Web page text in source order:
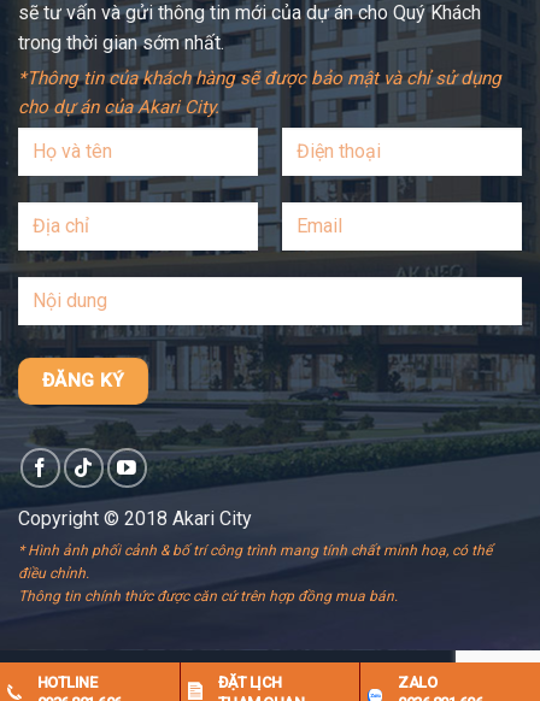
sẽ tư vấn và gửi thông tin mới của dự án cho Quý Khách
trong thời gian sớm nhất.
*Thông tin của khách hàng sẽ được bảo mật và chỉ sử dụng
cho dự án của Akari City.
Copyright © 2018 Akari City
* Hình ảnh phối cảnh & bố trí công trình mang tính chất minh hoạ, có thể
điều chỉnh.
Thông tin chính thức được căn cứ trên hợp đồng mua bán.
HOTLINE
ĐẶT LỊCH
ZALO